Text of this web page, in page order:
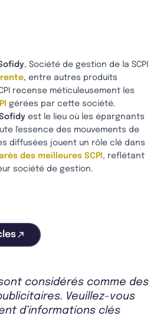
, Société de gestion de la SCPI
, entre autres produits
recense méticuleusement les
gérées par cette société.
est le lieu où les épargnants
l'essence des mouvements de
diffusées jouent un rôle clé dans
des meilleures SCPI , reflétant
société de gestion.
considérés comme des
Veuillez-vous
d’informations clés